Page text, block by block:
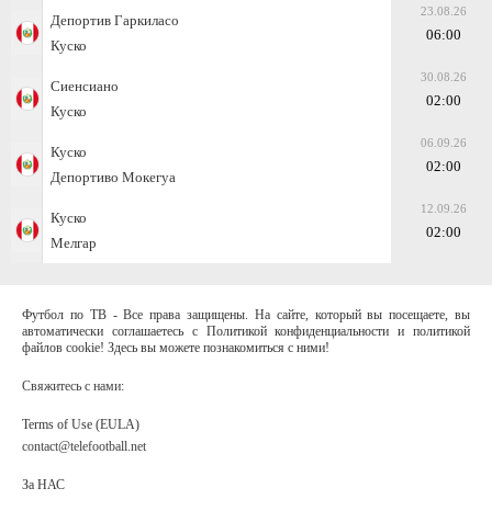
Депортив Гаркиласо
Куско
23.08.26
06:00
Сиенсиано
Куско
30.08.26
02:00
Куско
Депортиво Мокегуа
06.09.26
02:00
Куско
Мелгар
12.09.26
02:00
Футбол по ТВ - Все права защищены. На сайте, который вы посещаете, вы
автоматически соглашаетесь с Политикой конфиденциальности и политикой
файлов cookie! Здесь вы можете познакомиться с ними!
Свяжитесь с нами:
Terms of Use (EULA)
contact@telefootball.net
За НАС